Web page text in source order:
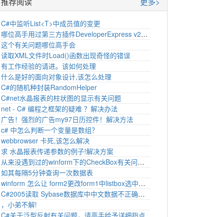
C#中监听List<T>中成员值的变更
哪位高手用过第三方插件DeveloperExpress v2009 vol 2
这个有关问题哪位高手会
读取XML文件时Load()函数出现奇怪的错误
有工作经验的请进。该如何处理
什么是好的面向对象设计,该怎么处理
C#的随机种封装RandomHelper
C#net水晶报表的柱状图的显示有关问题
net - C# 编程之框架的疑难 ？解决办法
广告！强烈的广告my97日历控件！解决方法
c# 中怎么判断一个变量是数组？
webbrowser 卡死,该怎么解决
求 水晶报表传递参数的例子!解决方案
从来没遇到过的winform下的CheckBox有关问题,高手帮忙~我都快哭了~多谢啦
如其每隔5分钟查询一次数据表
winform 怎么让 form2更改form1中listbox选中的值
C#2005读取 Sybase数据库中中文数据不正确？为什么？小弟急等！该怎么解决
，小弟不解!
C#关于泛型反射有关问题，请高手给予详细指点